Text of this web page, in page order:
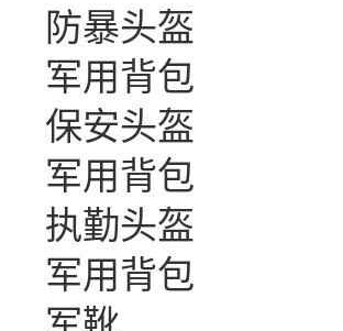
防暴头盔
军用背包
保安头盔
军用背包
执勤头盔
军用背包